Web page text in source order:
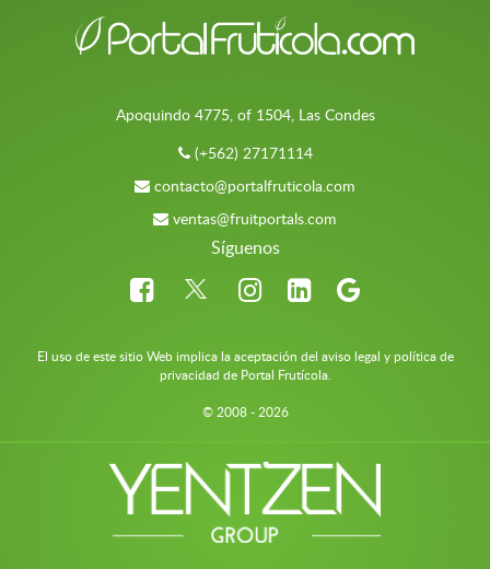
Apoquindo 4775, of 1504, Las Condes
(+562) 27171114
contacto@portalfruticola.com
ventas@fruitportals.com
Síguenos
El uso de este sitio Web implica la aceptación del aviso legal y política de
privacidad de Portal Frutícola.
© 2008 - 2026